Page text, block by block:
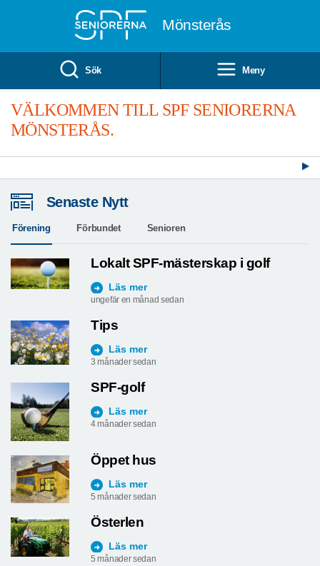
Mönsterås
Sök Meny
VÄLKOMMEN TILL SPF SENIORERNA
MÖNSTERÅS.
Senaste Nytt
Förening Förbundet Senioren
Lokalt SPF-mästerskap i golf
Läs mer
ungefär en månad sedan
Tips
Läs mer
3 månader sedan
SPF-golf
Läs mer
4 månader sedan
Öppet hus
Läs mer
5 månader sedan
Österlen
Läs mer
5 månader sedan